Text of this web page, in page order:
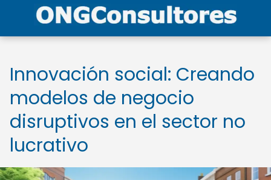
Innovación social: Creando
modelos de negocio
disruptivos en el sector no
lucrativo